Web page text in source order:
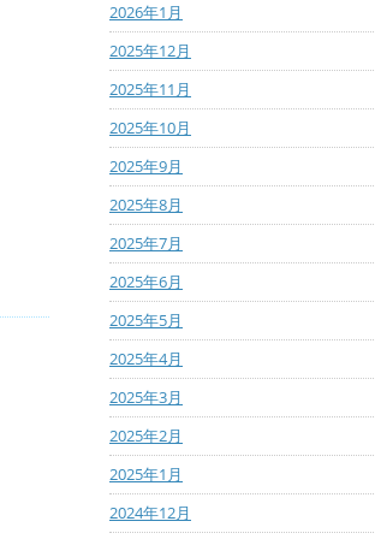
2026年1月
2025年12月
2025年11月
2025年10月
2025年9月
2025年8月
2025年7月
2025年6月
2025年5月
2025年4月
2025年3月
2025年2月
2025年1月
2024年12月